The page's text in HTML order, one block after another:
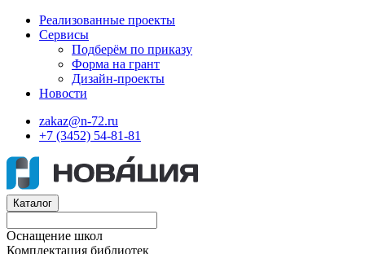
Реализованные проекты
Сервисы
Подберём по приказу
Форма на грант
Дизайн-проекты
Новости
zakaz@n-72.ru
+7 (3452) 54-81-81
Каталог
Оснащение школ
Комплектация библиотек